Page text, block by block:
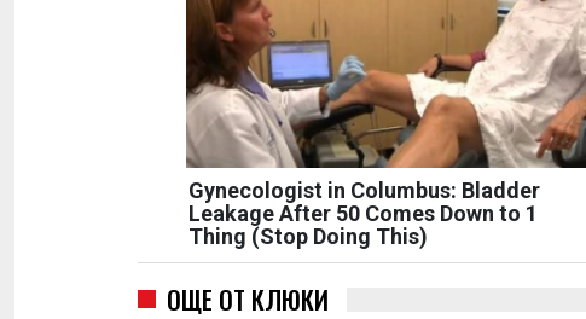
Gynecologist in Columbus: Bladder
Leakage After 50 Comes Down to 1
Thing (Stop Doing This)
ОЩЕ ОТ КЛЮКИ